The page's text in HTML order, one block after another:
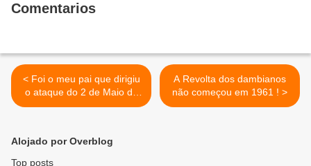
Comentarios
< Foi o meu pai que dirigiu
o ataque do 2 de Maio de
1961.
A Revolta dos dambianos
não começou em 1961 ! >
Alojado por Overblog
Top posts